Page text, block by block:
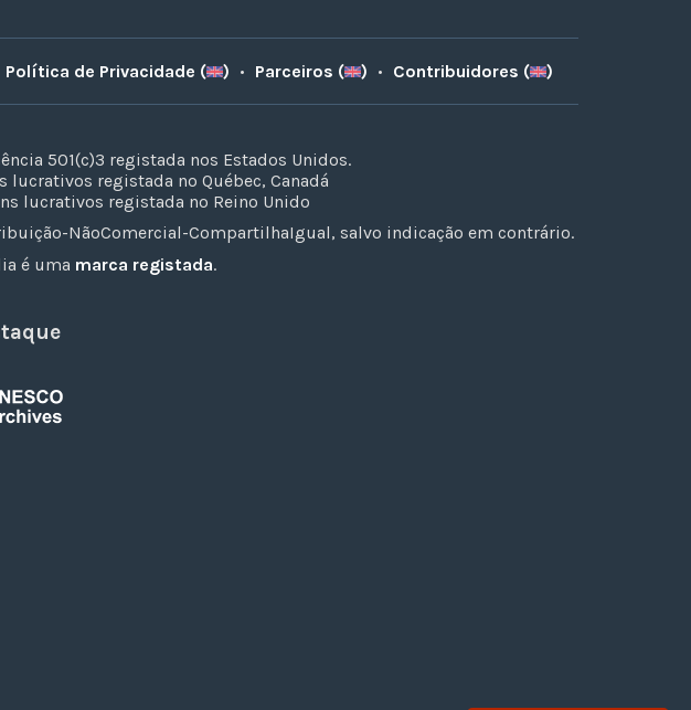
Política de Privacidade ( ) • Parceiros ( ) • Contribuidores ( )
501(c)3 registada nos Estados Unidos.
lucrativos registada no Québec, Canadá
lucrativos registada no Reino Unido
NãoComercial-CompartilhaIgual, salvo indicação em contrário.
é uma marca registada.